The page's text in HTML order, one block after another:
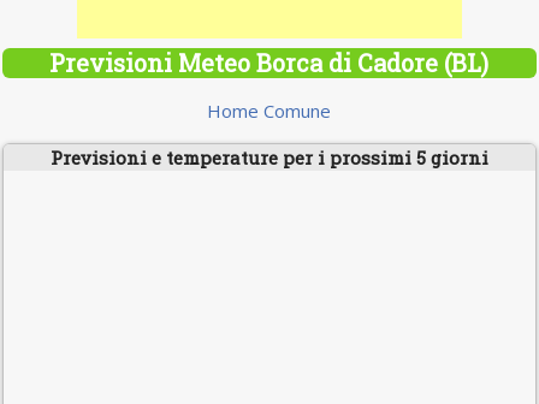
Previsioni Meteo Borca di Cadore (BL)
Home Comune
Previsioni e temperature per i prossimi 5 giorni